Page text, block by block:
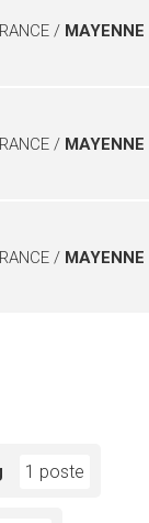
/ MAYENNE
/ MAYENNE
/ MAYENNE
1 poste